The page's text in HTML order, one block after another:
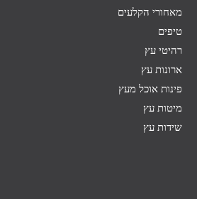
מאחורי הקלעים
טיפים
רהיטי עץ
ארונות עץ
פינות אוכל מעץ
מיטות עץ
שידות עץ